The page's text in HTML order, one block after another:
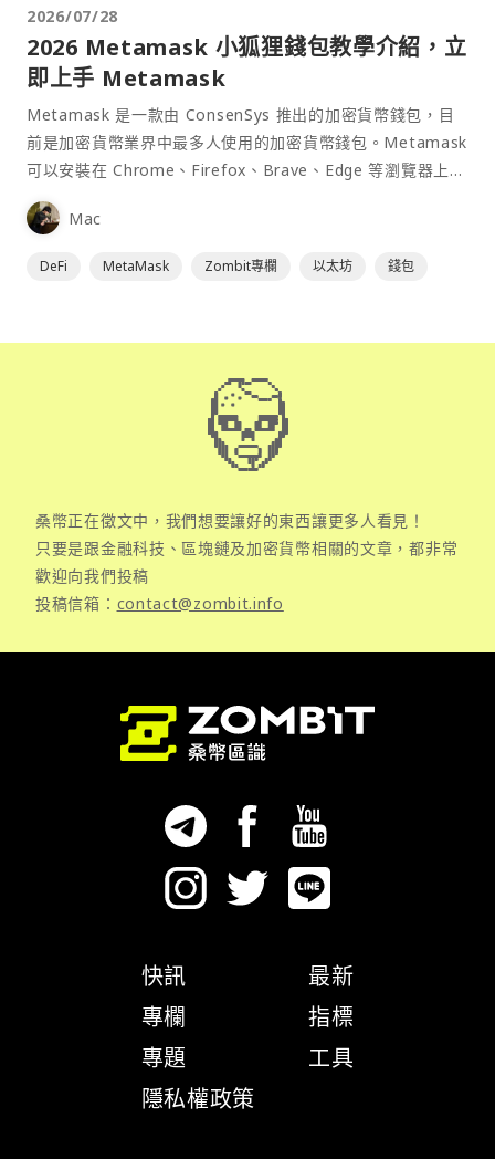
2026/07/28
2026 Metamask 小狐狸錢包教學介紹，立
即上手 Metamask
Metamask 是一款由 ConsenSys 推出的加密貨幣錢包，目
前是加密貨幣業界中最多人使用的加密貨幣錢包。Metamask
可以安裝在 Chrome、Firefox、Brave、Edge 等瀏覽器上作
為插件使用，具備許多功能且使用上非常方便。
Mac
DeFi MetaMask Zombit專欄 以太坊 錢包
桑幣正在徵文中，我們想要讓好的東西讓更多人看見！
只要是跟金融科技、區塊鏈及加密貨幣相關的文章，都非常
歡迎向我們投稿
投稿信箱： contact@zombit.info
快訊
專欄
專題
隱私權政策
最新
指標
工具